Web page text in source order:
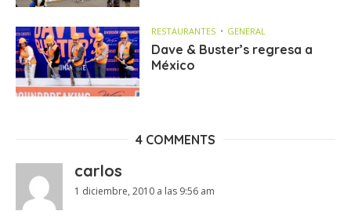
RESTAURANTES GENERAL
Dave & Buster’s regresa a
México
4 COMMENTS
carlos
1 diciembre, 2010 a las 9:56 am